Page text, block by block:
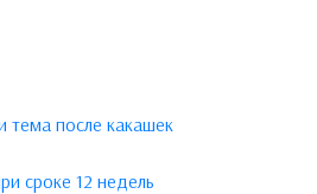
тема после какашек
сроке 12 недель